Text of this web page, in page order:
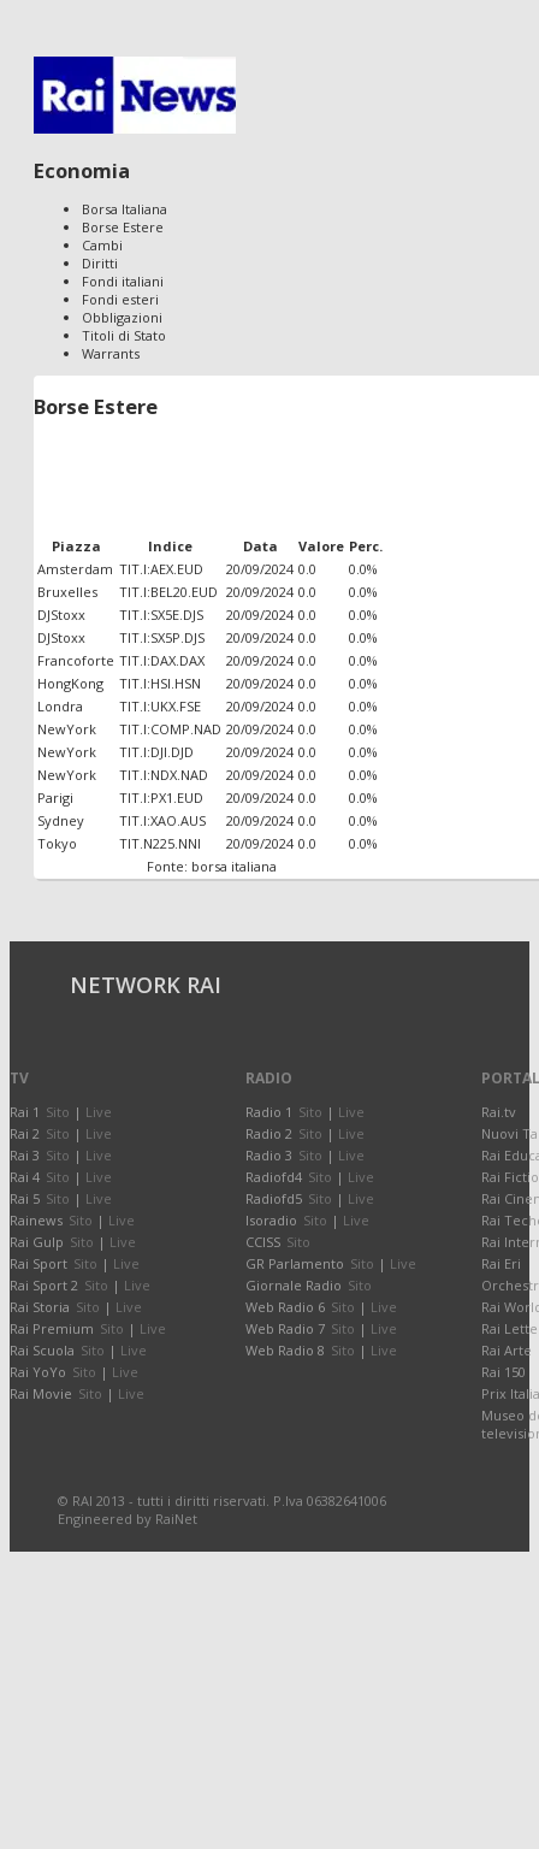
Economia
Borsa Italiana
Borse Estere
Cambi
Diritti
Fondi italiani
Fondi esteri
Obbligazioni
Titoli di Stato
Warrants
Borse Estere
Piazza Indice Data Valore Perc.
Amsterdam TIT.I:AEX.EUD 20/09/2024 0.0
0.0%
Bruxelles
TIT.I:BEL20.EUD 20/09/2024 0.0
0.0%
DJStoxx
TIT.I:SX5E.DJS 20/09/2024 0.0
0.0%
DJStoxx
TIT.I:SX5P.DJS 20/09/2024 0.0
0.0%
Francoforte TIT.I:DAX.DAX 20/09/2024 0.0
0.0%
HongKong
TIT.I:HSI.HSN 20/09/2024 0.0
0.0%
Londra
TIT.I:UKX.FSE 20/09/2024 0.0
0.0%
NewYork
TIT.I:COMP.NAD 20/09/2024 0.0
0.0%
NewYork
TIT.I:DJI.DJD 20/09/2024 0.0
0.0%
NewYork
TIT.I:NDX.NAD 20/09/2024 0.0
0.0%
Parigi
TIT.I:PX1.EUD 20/09/2024 0.0
0.0%
Sydney
TIT.I:XAO.AUS 20/09/2024 0.0
0.0%
Tokyo
TIT.N225.NNI 20/09/2024 0.0
0.0%
Fonte: borsa italiana
NETWORK RAI
TV
Rai 1 Sito | Live
Rai 2 Sito | Live
Rai 3 Sito | Live
Rai 4 Sito | Live
Rai 5 Sito | Live
Rainews Sito | Live
Rai Gulp Sito | Live
Rai Sport Sito | Live
Rai Sport 2 Sito | Live
Rai Storia Sito | Live
Rai Premium Sito | Live
Rai Scuola Sito | Live
Rai YoYo Sito | Live
Rai Movie Sito | Live
RADIO
Radio 1 Sito | Live
Radio 2 Sito | Live
Radio 3 Sito | Live
Radiofd4 Sito | Live
Radiofd5 Sito | Live
Isoradio Sito | Live
CCISS Sito
GR Parlamento Sito | Live
Giornale Radio Sito
Web Radio 6 Sito | Live
Web Radio 7 Sito | Live
Web Radio 8 Sito | Live
Rai.tv
Nuovi
Rai
Rai
Rai
Rai
Rai
Rai Eri
Rai
Rai
Rai Arte
Rai 150
Prix Italia
Museo
© RAI 2013 - tutti i diritti riservati. P.Iva 06382641006
Engineered by RaiNet